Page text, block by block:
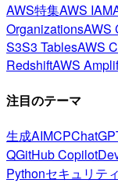
AWS特集AWS IAM
OrganizationsAWS
S3S3 TablesAWS
RedshiftAWS
注目のテーマ
生成AIMCP
QGitHub Copilot
Pythonセキュリティ